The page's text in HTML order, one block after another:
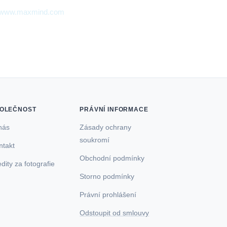
za fotografie
PRÁVNÍ INFORMACE
Zásady ochrany
soukromí
Obchodní podmínky
Storno podmínky
Právní prohlášení
Odstoupit od smlouvy